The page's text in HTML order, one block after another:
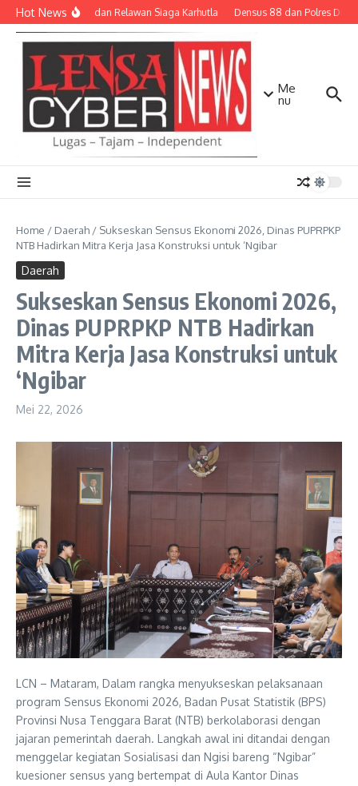
Lewati ke konten
Hot NewsTNI-Polri dan Relawan Siaga Karhutla Densus 88 dan Polres
Me
nu
Home / Daerah / Sukseskan Sensus Ekonomi 2026, Dinas PUPRPKP
NTB Hadirkan Mitra Kerja Jasa Konstruksi untuk ‘Ngibar
Daerah
Sukseskan Sensus Ekonomi 2026,
Dinas PUPRPKP NTB Hadirkan
Mitra Kerja Jasa Konstruksi untuk
‘Ngibar
Mei 22, 2026
LCN – Mataram, Dalam rangka menyukseskan pelaksanaan
program Sensus Ekonomi 2026, Badan Pusat Statistik (BPS)
Provinsi Nusa Tenggara Barat (NTB) berkolaborasi dengan
jajaran pemerintah daerah. Langkah awal ini ditandai dengan
menggelar kegiatan Sosialisasi dan Ngisi bareng “Ngibar”
kuesioner sensus yang bertempat di Aula Kantor Dinas